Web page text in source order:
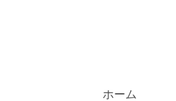
ホーム